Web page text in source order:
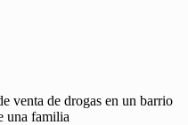
venta de drogas en un barrio
una familia